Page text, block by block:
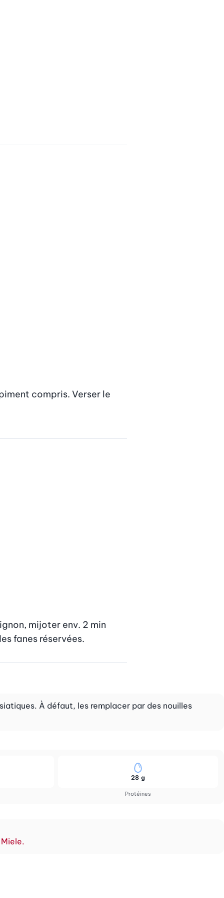
compris. Verser le
mijoter env. 2 min
fanes réservées.
À défaut, les remplacer par des nouilles
Protéines
28 g